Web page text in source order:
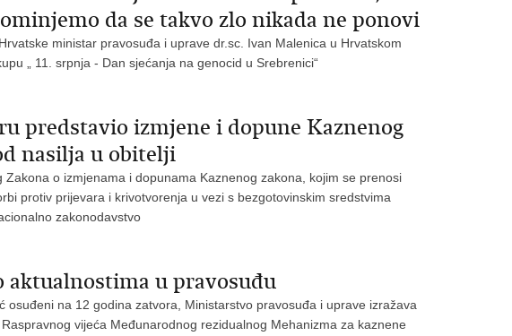
da se takvo zlo nikada ne ponovi
ministar pravosuđa i uprave dr.sc. Ivan Malenica u Hrvatskom
„ 11. srpnja - Dan sjećanja na genocid u Srebrenici“
predstavio izmjene i dopune Kaznenog
nasilja u obitelji
o izmjenama i dopunama Kaznenog zakona, kojim se prenosi
protiv prijevara i krivotvorenja u vezi s bezgotovinskim sredstvima
zakonodavstvo
u pravosuđu
osuđeni na 12 godina zatvora, Ministarstvo pravosuđa i uprave izražava
vijeća Međunarodnog rezidualnog Mehanizma za kaznene